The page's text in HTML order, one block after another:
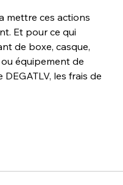
mettre ces actions
Et pour ce qui
de boxe, casque,
équipement de
les frais de